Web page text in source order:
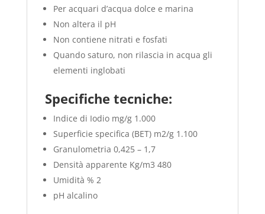
Per acquari d’acqua dolce e marina
Non altera il pH
Non contiene nitrati e fosfati
Quando saturo, non rilascia in acqua gli
elementi inglobati
Specifiche tecniche:
Indice di Iodio mg/g 1.000
Superficie specifica (BET) m2/g 1.100
Granulometria 0,425 – 1,7
Densità apparente Kg/m3 480
Umidità % 2
pH alcalino